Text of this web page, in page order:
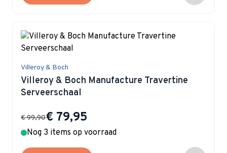
Villeroy & Boch
Villeroy & Boch Manufacture Travertine
Serveerschaal
Special Price
€ 79,95
€ 99,90
Nog 3 items op voorraad